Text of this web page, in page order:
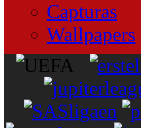
Capturas
Wallpapers